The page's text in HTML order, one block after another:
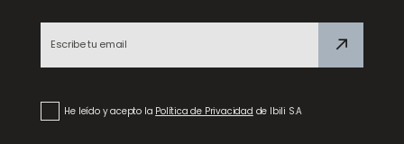
He leído y acepto la Política de Privacidad de Ibili S.A